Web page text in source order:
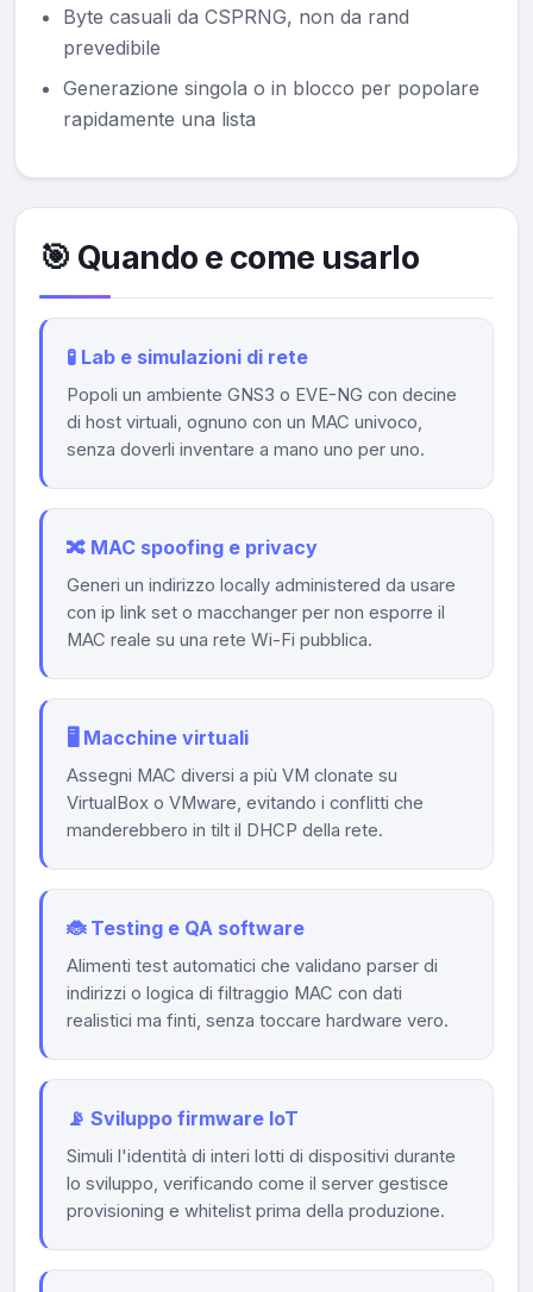
Byte casuali da CSPRNG, non da rand
prevedibile
Generazione singola o in blocco per popolare
rapidamente una lista
🎯 Quando e come usarlo
🧪 Lab e simulazioni di rete
Popoli un ambiente GNS3 o EVE-NG con decine
di host virtuali, ognuno con un MAC univoco,
senza doverli inventare a mano uno per uno.
🔀 MAC spoofing e privacy
Generi un indirizzo locally administered da usare
con ip link set o macchanger per non esporre il
MAC reale su una rete Wi-Fi pubblica.
🖥️ Macchine virtuali
Assegni MAC diversi a più VM clonate su
VirtualBox o VMware, evitando i conflitti che
manderebbero in tilt il DHCP della rete.
🐞 Testing e QA software
Alimenti test automatici che validano parser di
indirizzi o logica di filtraggio MAC con dati
realistici ma finti, senza toccare hardware vero.
📡 Sviluppo firmware IoT
Simuli l'identità di interi lotti di dispositivi durante
lo sviluppo, verificando come il server gestisce
provisioning e whitelist prima della produzione.